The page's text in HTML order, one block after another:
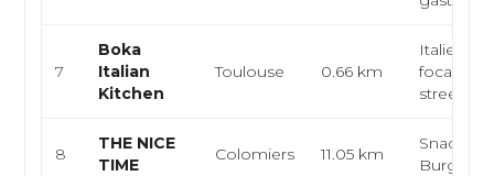
7
Boka
Italian
Kitchen
Toulouse 0.66 km
Italienne,
street
8
THE NICE
TIME
Colomiers 11.05 km
Snack,
Burger,